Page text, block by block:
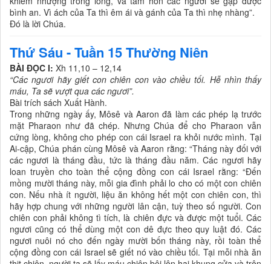
bình an. Vì ách của Ta thì êm ái và gánh của Ta thì nhẹ nhàng”.
Đó là lời Chúa.
Thứ Sáu - Tuần 15 Thường Niên
BÀI ĐỌC I: Xh 11,10 – 12,14
“Các ngươi hãy giết con chiên con vào chiều tối. Hễ nhìn thấy
máu, Ta sẽ vượt qua các ngươi”.
Bài trích sách Xuất Hành.
Trong những ngày ấy, Môsê và Aaron đã làm các phép lạ trước
mặt Pharaon như đã chép. Nhưng Chúa để cho Pharaon vẫn
cứng lòng, không cho phép con cái Israel ra khỏi nước mình. Tại
Ai-cập, Chúa phán cùng Môsê và Aaron rằng: “Tháng này đối với
các ngươi là tháng đầu, tức là tháng đầu năm. Các ngươi hãy
loan truyền cho toàn thể cộng đồng con cái Israel rằng: “Đến
mồng mười tháng này, mỗi gia đình phải lo cho có một con chiên
con. Nếu nhà ít người, liệu ăn không hết một con chiên con, thì
hãy hợp chung với những người lân cận, tuỳ theo số người. Con
chiên con phải không tì tích, là chiên đực và được một tuổi. Các
ngươi cũng có thể dùng một con dê đực theo quy luật đó. Các
ngươi nuôi nó cho đến ngày mười bốn tháng này, rồi toàn thể
cộng đồng con cái Israel sẽ giết nó vào chiều tối. Tại mỗi nhà ăn